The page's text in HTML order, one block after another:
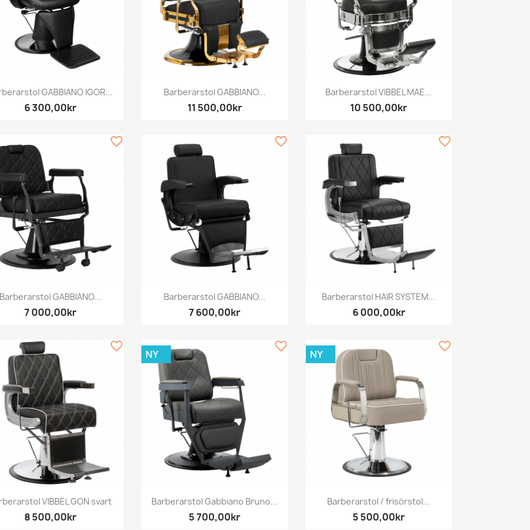
Snabbvy
GABBIANO IGOR...
6 300,00kr
Snabbvy
Barberarstol GABBIANO...
11 500,00kr
Snabbvy
Barberarstol VIBBEL MAE...
10 500,00kr
Snabbvy
Barberarstol GABBIANO...
7 000,00kr
favorite_border
Snabbvy
Barberarstol GABBIANO...
7 600,00kr
favorite_border
Snabbvy
Barberarstol HAIR SYSTEM...
6 000,00kr
favorite_border
Snabbvy
VIBBEL GON svart
8 500,00kr
favorite_border
Snabbvy
Barberarstol Gabbiano Bruno...
5 700,00kr
NY
favorite_border
Snabbvy
Barberarstol / frisörstol...
5 500,00kr
NY
favorite_border